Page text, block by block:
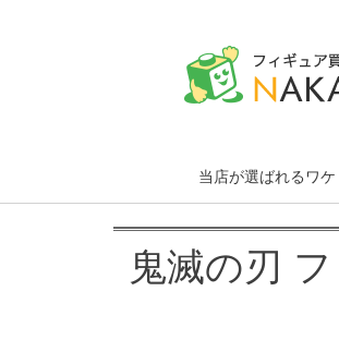
当店が選ばれるワケ
鬼滅の刃